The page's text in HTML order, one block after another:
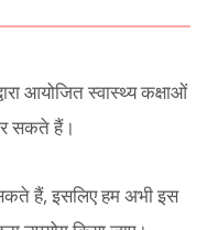
आयोजित स्वास्थ्य कक्षाओं
सकते हैं।
हैं, इसलिए हम अभी इस